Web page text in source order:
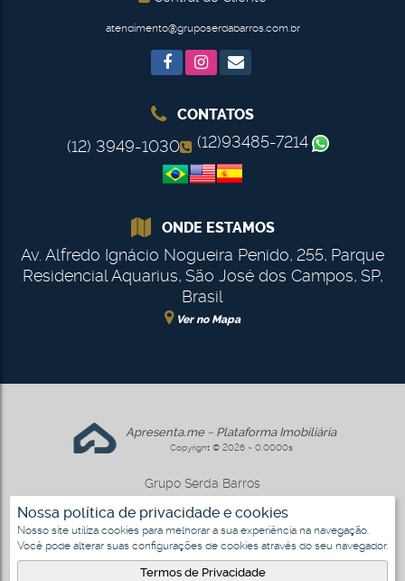
Nossa política de privacidade e cookies
Nosso site utiliza cookies para melhorar a sua experiência na navegação.
Você pode alterar suas configurações de cookies através do seu navegador.
Termos de Privacidade
atendimento@gruposerdabarros.com.br
CONTATOS
(12) 3949-1030 (12)93485-7214
ONDE ESTAMOS
Av. Alfredo Ignácio Nogueira Penido, 255, Parque
Residencial Aquarius, São José dos Campos, SP,
Brasil
Ver no Mapa
Apresenta.me ~ Plataforma Imobiliária
Copyright © 2026 ~ 0.0000s
Grupo Serda Barros